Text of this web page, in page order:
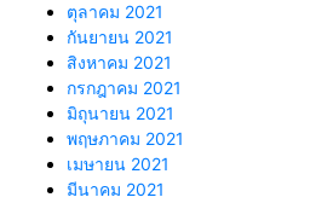
ตุลาคม 2021
กันยายน 2021
สิงหาคม 2021
กรกฎาคม 2021
มิถุนายน 2021
พฤษภาคม 2021
เมษายน 2021
มีนาคม 2021